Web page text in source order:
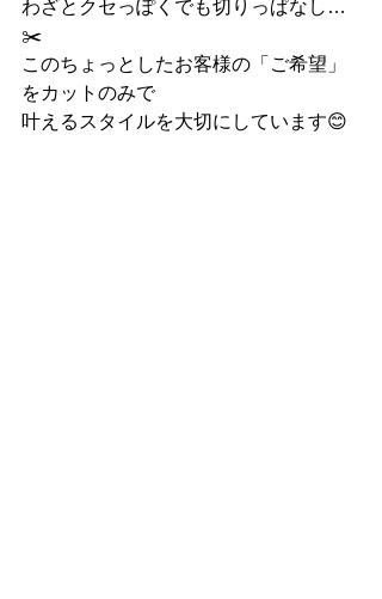
わざとクセっぽくでも切りっぱなし…
✂️
このちょっとしたお客様の「ご希望」
をカットのみで
叶えるスタイルを大切にしています😊